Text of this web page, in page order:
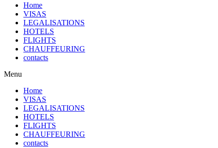
Home
VISAS
LEGALISATIONS
HOTELS
FLIGHTS
CHAUFFEURING
contacts
Menu
Home
VISAS
LEGALISATIONS
HOTELS
FLIGHTS
CHAUFFEURING
contacts